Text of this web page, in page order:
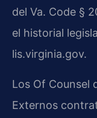
del Va. Code §
el historial
lis.virginia.gov.
Los Of Counsel
Externos